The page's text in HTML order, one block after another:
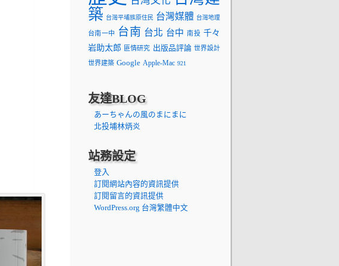
築 台灣平埔族原住民 台灣媒體 台灣地理
台南一中 台南 台北 台中 南投 千々
岩助太郎 匪情研究 出版品評論 世界設計
世界建築 Google Apple-Mac 921
友達BLOG
あーちゃんの風のまにまに
北投埔林炳炎
站務設定
登入
訂閱網站內容的資訊提供
訂閱留言的資訊提供
WordPress.org 台灣繁體中文